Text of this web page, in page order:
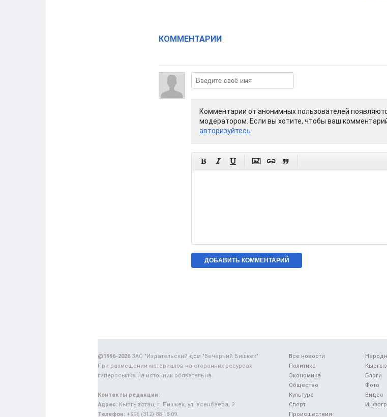
КОММЕНТАРИИ
Комментарии от анонимных пользователей
модератором. Если вы хотите, чтобы ваш
авторизуйтесь
     
Все новости
Политика
Экономика
Общество
Культура
Спорт
Происшествия
Блоги
Фото
Видео
@1996-2026ЗАО "Издательский дом "Вечерний Бишкек"
При размещении материалов на сторонних ресурсах
гиперссылка на источник обязательна.
Контакты редакции:
Адрес: Кыргызстан, г. Бишкек, ул. Усенбаева, 2.
Телефон: +996 (312) 88-18-09.